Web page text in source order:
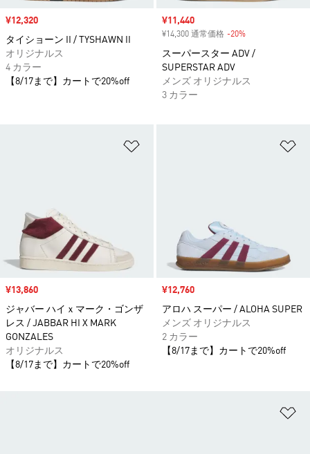
セール価格
¥12,320
タイショーン II / TYSHAWN II
オリジナルス
4 カラー
【8/17まで】カートで20%off
セール価格
¥11,440
¥14,300 通常価格 -20%
スーパースター ADV /
SUPERSTAR ADV
メンズ オリジナルス
3 カラー
セール価格
¥13,860
ジャバー ハイｘマーク・ゴンザ
レス / JABBAR HI X MARK
GONZALES
オリジナルス
【8/17まで】カートで20%off
セール価格
¥12,760
アロハ スーパー / ALOHA SUPER
メンズ オリジナルス
2 カラー
【8/17まで】カートで20%off